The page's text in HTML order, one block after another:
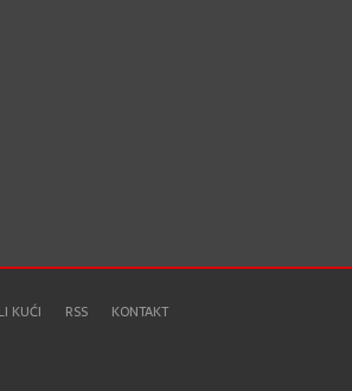
KUĆI
RSS KONTAKT